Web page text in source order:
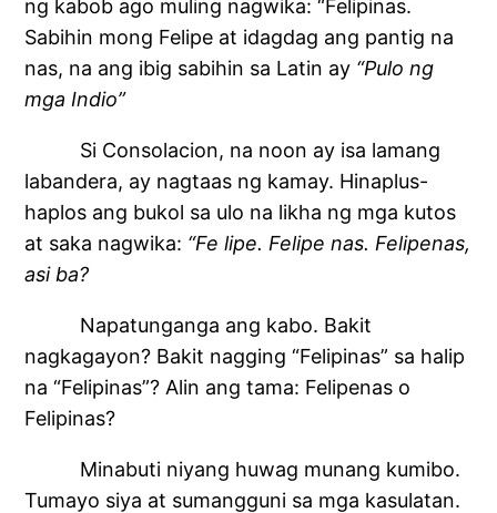
ng kabob ago muling nagwika: “Felipinas.
Sabihin mong Felipe at idagdag ang pantig na
nas, na ang ibig sabihin sa Latin ay “Pulo ng
mga Indio”
Si Consolacion, na noon ay isa lamang
labandera, ay nagtaas ng kamay. Hinaplus-
haplos ang bukol sa ulo na likha ng mga kutos
at saka nagwika: “Fe lipe. Felipe nas. Felipenas,
asi ba?
Napatunganga ang kabo. Bakit
nagkagayon? Bakit nagging “Felipinas” sa halip
na “Felipinas”? Alin ang tama: Felipenas o
Felipinas?
Minabuti niyang huwag munang kumibo.
Tumayo siya at sumangguni sa mga kasulatan.